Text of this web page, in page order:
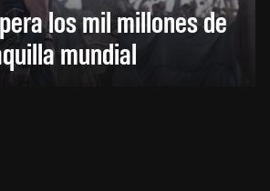
los mil millones de
mundial